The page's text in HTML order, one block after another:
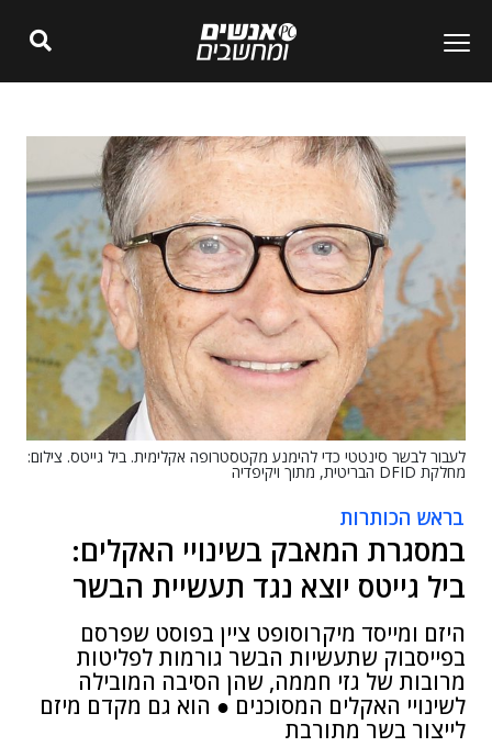
לעבור לבשר סינטטי כדי להימנע מקטסטרופה אקלימית. ביל גייטס. צילום:
מחלקת DFID הבריטית, מתוך ויקיפדיה
בראש הכותרות
במסגרת המאבק בשינויי האקלים:
ביל גייטס יוצא נגד תעשיית הבשר
היזם ומייסד מיקרוסופט ציין בפוסט שפרסם
בפייסבוק שתעשיות הבשר גורמות לפליטות
מרובות של גזי חממה, שהן הסיבה המובילה
לשינויי האקלים המסוכנים ● הוא גם מקדם מיזם
לייצור בשר מתורבת